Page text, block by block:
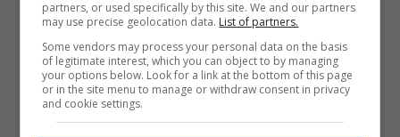
concessionari McLaren ispezioneranno e
correggeranno i collegamenti dei tubi freno
senza alcun costo per i clienti interessati. Si
tratta diun disservizio che infastidirà non
poco una clienteladal palato fine. La 600LT,
partners, or used specifically by this site. We and our partners
may use precise geolocation data. List of partners.
Some vendors may process your personal data on the basis
of legitimate interest, which you can object to by managing
your options below. Look for a link at the bottom of this page
or in the site menu to manage or withdraw consent in privacy
and cookie settings.